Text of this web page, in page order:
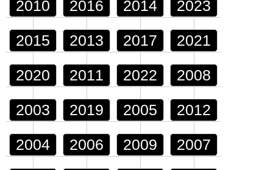
2010 2016 2014 2023
2015 2013 2017 2021
2020 2011 2022 2008
2003 2019 2005 2012
2004 2006 2009 2007